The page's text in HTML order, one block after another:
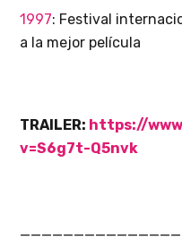
1997: Festival
a la mejor película
TRAILER: https://
v=S6g7t-Q5nvk